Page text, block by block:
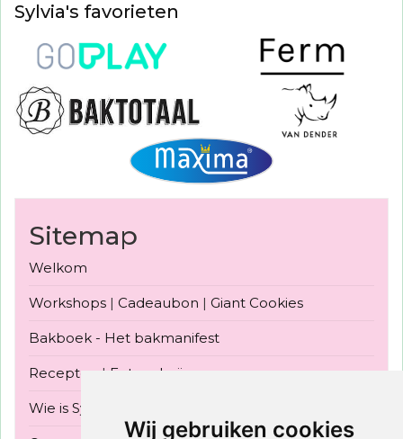
Wij gebruiken cookies
Sylvia's favorieten
Sitemap
Welkom
Workshops | Cadeaubon | Giant Cookies
Bakboek - Het bakmanifest
Recepten|Fotogalerij
Wie is Sylvia Konior